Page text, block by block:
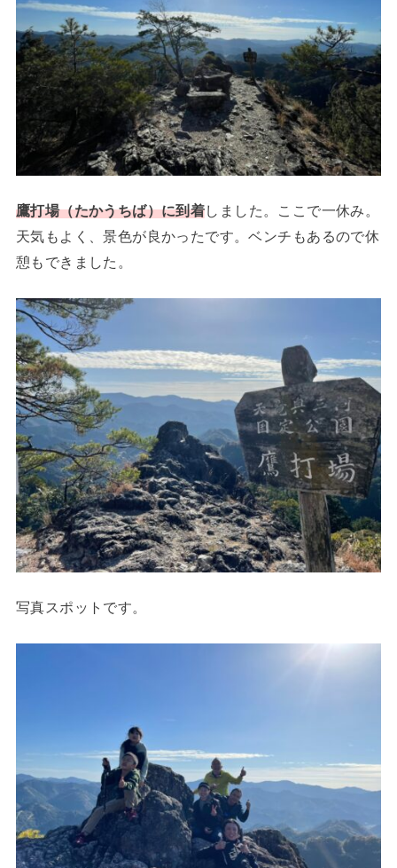
鷹打場（たかうちば）に到着しました。ここで一休み。
天気もよく、景色が良かったです。ベンチもあるので休
憩もできました。
写真スポットです。